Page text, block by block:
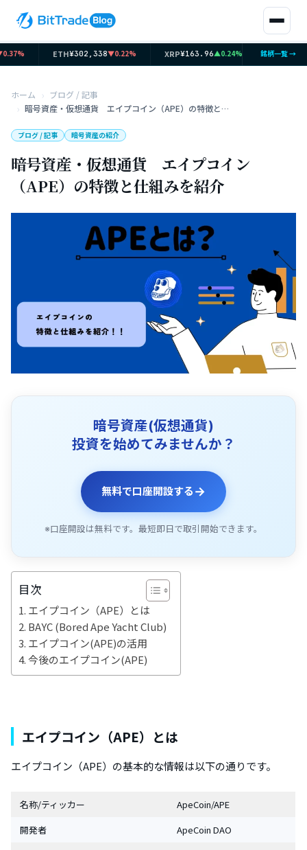
ETH¥302,338▼0.22% XRP¥163.96▲0.24% SOL
銘柄一覧 →
ホーム
ブログ / 記事
暗号資産・仮想通貨 エイプコイン（APE）の特徴と仕組みを紹介
ブログ / 記事 暗号資産の紹介
暗号資産・仮想通貨 エイプコイン
（APE）の特徴と仕組みを紹介
暗号資産(仮想通貨)
投資を始めてみませんか？
無料で口座開設する →
※口座開設は無料です。最短即日で取引開始できます。
目次
エイプコイン（APE）とは
BAYC (Bored Ape Yacht Club)
エイプコイン(APE)の活用
今後のエイプコイン(APE)
エイプコイン（APE）とは
エイプコイン（APE）の基本的な情報は以下の通りです。
名称/ティッカー
ApeCoin/APE
開発者
ApeCoin DAO